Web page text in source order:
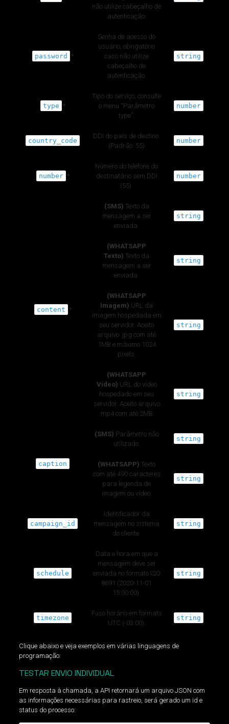
não utilize cabeçalho de
autenticação.
password *
Senha de acesso do
usuário, obrigatório
caso não utilize
cabeçalho de
autenticação.
string
type *
Tipo do serviço, consulte
o menu “Parâmetro
type”.
number
country_code
DDI do país de destino.
(Padrão: 55)
number
number *
Número do telefone do
destinatário sem DDI
(55).
number
content *
(SMS):Texto da
mensagem a ser
enviada.
string
(WHATSAPP
Texto):Texto da
mensagem a ser
enviada.
string
(WHATSAPP
Imagem):URL da
imagem hospedada em
seu servidor. Aceito
arquivo .jpg com até
1MB e máximo 1024
pixels.
string
(WHATSAPP
Vídeo):URL do vídeo
hospedado em seu
servidor. Aceito arquivo
.mp4 com até 2MB.
string
caption
(SMS):Parâmetro não
utilizado.
string
(WHATSAPP):Texto
com até 490 caracteres
para legenda de
imagem ou vídeo.
string
campaign_id
Identificador da
mensagem no sistema
do cliente.
string
schedule
Data e hora em que a
mensagem deve ser
enviada no formato ISO
8691 (2020-11-01
15:00:00).
string
timezone
Fuso horário em formato
UTC (-03:00).
string
Clique abaixo e veja exemplos em várias linguagens de
programação:
TESTAR ENVIO INDIVIDUAL
Em resposta à chamada, a API retornará um arquivo JSON com
as informações necessárias para rastreio, será gerado um id e
status do processo: